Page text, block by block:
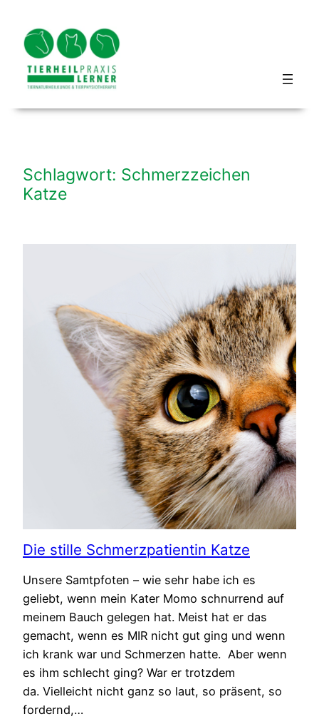
Inhalt
springen
Schlagwort: Schmerzzeichen
Katze
Die stille Schmerzpatientin Katze
Unsere Samtpfoten – wie sehr habe ich es
geliebt, wenn mein Kater Momo schnurrend auf
meinem Bauch gelegen hat. Meist hat er das
gemacht, wenn es MIR nicht gut ging und wenn
ich krank war und Schmerzen hatte. Aber wenn
es ihm schlecht ging? War er trotzdem
da. Vielleicht nicht ganz so laut, so präsent, so
fordernd,…